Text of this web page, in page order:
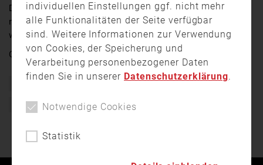
Die Höhe der Schadenssumme kann ebenfalls noch
nicht genannt werden. Die Kripo Ingolstadt hat die
weiteren Ermittlungen zur Brandursache übernommen.
Quelle: TV Ingolstadt
Freiwillige Feuerwehr
individuellen Einstellungen ggf. nicht mehr
alle Funktionalitäten der Seite verfügbar
sind. Weitere Informationen zur Verwendung
von Cookies, der Speicherung und
Verarbeitung personenbezogener Daten
finden Sie in unserer Datenschutzerklärung.
Notwendige Cookies
Statistik